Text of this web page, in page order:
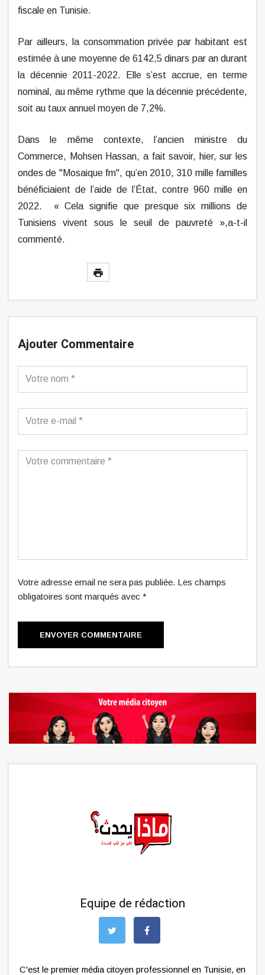
fiscale en Tunisie.
Par ailleurs, la consommation privée par habitant est
estimée à une moyenne de 6142,5 dinars par an durant
la décennie 2011-2022. Elle s’est accrue, en terme
nominal, au même rythme que la décennie précédente,
soit au taux annuel moyen de 7,2%.
Dans le même contexte, l’ancien ministre du
Commerce, Mohsen Hassan, a fait savoir, hier, sur les
ondes de "Mosaique fm", qu’en 2010, 310 mille familles
bénéficiaient de l’aide de l’État, contre 960 mille en
2022. « Cela signifie que presque six millions de
Tunisiens vivent sous le seuil de pauvreté »,a-t-il
commenté.
Ajouter Commentaire
Votre adresse email ne sera pas publiée. Les champs
obligatoires sont marqués avec *
ENVOYER COMMENTAIRE
Equipe de rédaction
C'est le premier média citoyen professionnel en Tunisie, en